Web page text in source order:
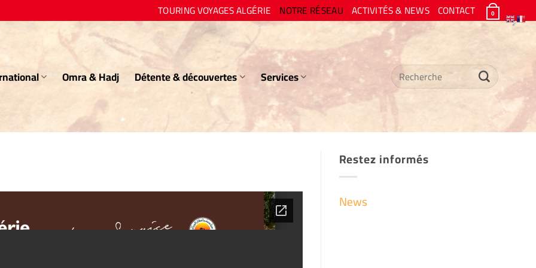
TOURING VOYAGES ALGÉRIE NOTRE RÉSEAU ACTIVITÉS & NEWS CONTACT 0
Omra & Hadj Détente & découvertes Services
Recherche
pour :
Restez informés
News